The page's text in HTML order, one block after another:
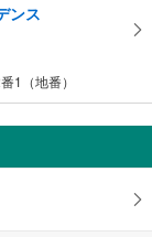
ンス
1（地番）